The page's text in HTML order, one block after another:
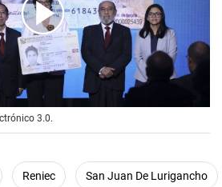
3.0.
Reniec San Juan De Lurigancho